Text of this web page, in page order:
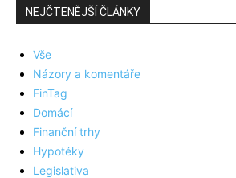
NEJČTENĚJŠÍ ČLÁNKY
Vše
Názory a komentáře
FinTag
Domácí
Finanční trhy
Hypotéky
Legislativa